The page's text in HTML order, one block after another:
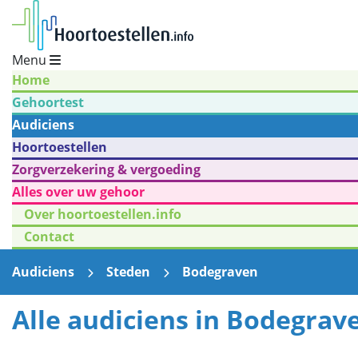
Menu
Home
Gehoortest
Audiciens
Hoortoestellen
Zorgverzekering & vergoeding
Alles over uw gehoor
Over hoortoestellen.info
Contact
Audiciens
Steden Bodegraven
Alle audiciens in